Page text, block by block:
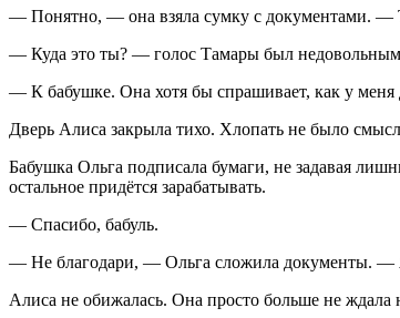
— Понятно, — она взяла сумку с документами. —
— Куда это ты? — голос Тамары был
— К бабушке. Она хотя бы спрашивает, как у меня
Дверь Алиса закрыла тихо. Хлопать не было
Бабушка Ольга подписала бумаги, не задавая
остальное придётся зарабатывать.
— Спасибо, бабуль.
— Не благодари, — Ольга сложила документы. — Я
Алиса не обижалась. Она просто больше не ждала